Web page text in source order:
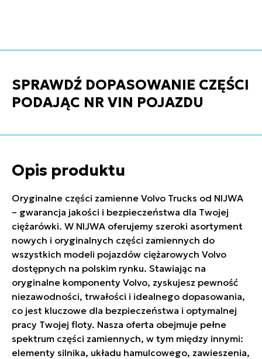
SPRAWDŹ DOPASOWANIE CZĘŚCI
PODAJĄC NR VIN POJAZDU
Opis produktu
Oryginalne części zamienne Volvo Trucks od NIJWA
– gwarancja jakości i bezpieczeństwa dla Twojej
ciężarówki. W NIJWA oferujemy szeroki asortyment
nowych i oryginalnych części zamiennych do
wszystkich modeli pojazdów ciężarowych Volvo
dostępnych na polskim rynku. Stawiając na
oryginalne komponenty Volvo, zyskujesz pewność
niezawodności, trwałości i idealnego dopasowania,
co jest kluczowe dla bezpieczeństwa i optymalnej
pracy Twojej floty. Nasza oferta obejmuje pełne
spektrum części zamiennych, w tym między innymi:
elementy silnika, układu hamulcowego, zawieszenia,